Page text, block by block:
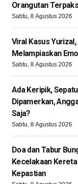
Orangutan
Sabtu, 8 Agustus 2026
Viral Kasus
Melampiaskan
Sabtu, 8 Agustus 2026
Ada Keripik,
Dipamerkan,
Saja?
Sabtu, 8 Agustus 2026
Doa dan Tabur
Kecelakaan
Kepastian